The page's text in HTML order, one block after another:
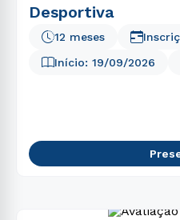
Desportiva
12 meses
Início: 19/09/2026